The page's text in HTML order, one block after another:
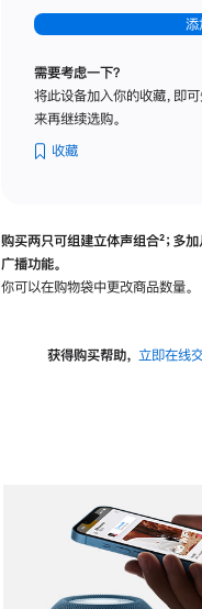
添
需要考虑一下？
将此设备加入你的收藏，即
来再继续选购。
收藏
购买两只可组建立体声组合脚
²；多
广播功能。
你可以在购物袋中更改商品数量。
获得购买帮助， 立即在线
图库 图